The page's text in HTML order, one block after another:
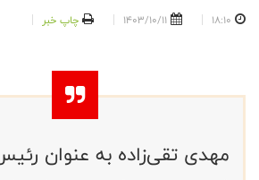
18:10
1403/10/11 چاپ خبر
مهدی تقی‌زاده به عنوان